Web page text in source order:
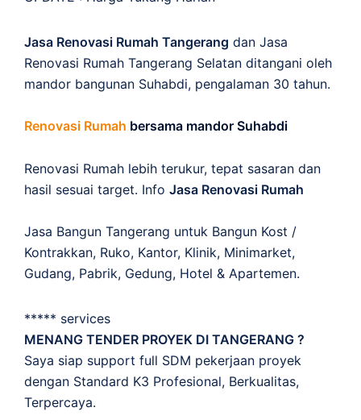
Jasa Renovasi Rumah Tangerang dan Jasa
Renovasi Rumah Tangerang Selatan ditangani oleh
mandor bangunan Suhabdi, pengalaman 30 tahun.
Renovasi Rumah bersama mandor Suhabdi
Renovasi Rumah lebih terukur, tepat sasaran dan
hasil sesuai target. Info Jasa Renovasi Rumah
Jasa Bangun Tangerang untuk Bangun Kost /
Kontrakkan, Ruko, Kantor, Klinik, Minimarket,
Gudang, Pabrik, Gedung, Hotel & Apartemen.
***** services
MENANG TENDER PROYEK DI TANGERANG ?
Saya siap support full SDM pekerjaan proyek
dengan Standard K3 Profesional, Berkualitas,
Terpercaya.